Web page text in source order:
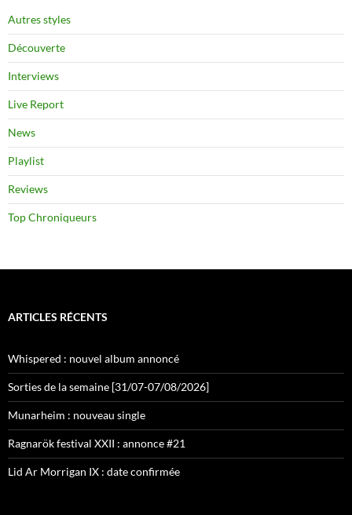
Autres styles
Découverte
Interviews
Live Report
News
Playlist
Reviews
Top Chroniqueurs
ARTICLES RÉCENTS
Whispered : nouvel album annoncé
Sorties de la semaine [31/07-07/08/2026]
Munarheim : nouveau single
Ragnarök festival XXII : annonce #21
Lid Ar Morrigan IX : date confirmée